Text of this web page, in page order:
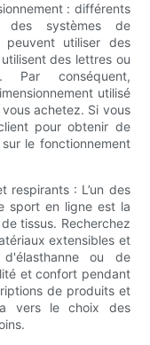
: différents
systèmes de
peuvent utiliser des
des lettres ou
Par conséquent,
utilisé
achetez. Si vous
pour obtenir de
le fonctionnement
respirants : L’un des
sport en ligne est la
tissus. Recherchez
extensibles et
ou de
et confort pendant
de produits et
vers le choix des